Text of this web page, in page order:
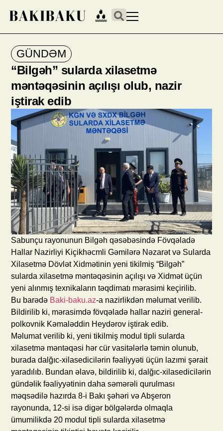
GÜNDƏM
“Bilgəh” sularda xilasetmə
məntəqəsinin açılışı olub, nazir
iştirak edib
Sabunçu rayonunun Bilgəh qəsəbəsində Fövqəladə
Hallar Nazirliyi Kiçikhəcmli Gəmilərə Nəzarət və Sularda
Xilasetmə Dövlət Xidmətinin yeni tikilmiş “Bilgəh”
sularda xilasetmə məntəqəsinin açılışı və Xidmət üçün
yeni alınmış texnikaların təqdimatı mərasimi keçirilib.
Bu barədə Baki-baku.az-a nazirlikdən məlumat verilib.
Bildirilib ki, mərasimdə fövqəladə hallar naziri general-
polkovnik Kəmaləddin Heydərov iştirak edib.
Məlumat verilib ki, yeni tikilmiş modul tipli sularda
xilasetmə məntəqəsi hər cür vasitələrlə təmin olunub,
burada dalğıc-xilasedicilərin fəaliyyəti üçün lazımi şərait
yaradılıb. Bundan əlavə, bildirilib ki, dalğıc-xilasedicilərin
gündəlik fəaliyyətinin daha səmərəli qurulması
məqsədilə hazırda 8-i Bakı şəhəri və Abşeron
rayonunda, 12-si isə digər bölgələrdə olmaqla
ümumilikdə 20 modul tipli sularda xilasetmə